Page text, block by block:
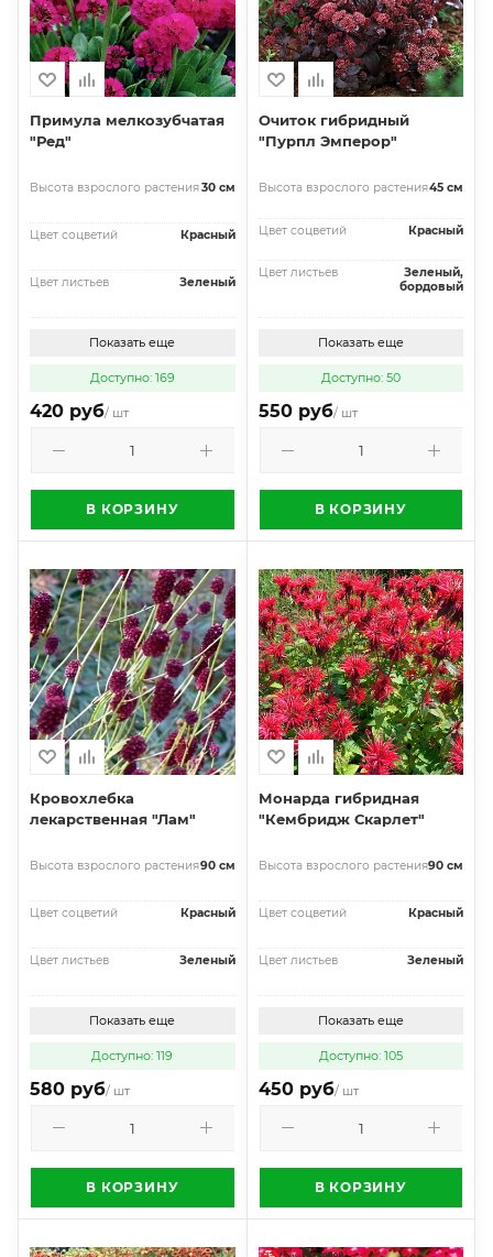
Примула мелкозубчатая
"Ред"
Высота взрослого растения30 см
Цвет соцветий Красный
Цвет листьев Зеленый
Показать еще
Доступно: 169
420 руб/ шт
В КОРЗИНУ
Очиток гибридный
"Пурпл Эмперор"
Высота взрослого растения45 см
Цвет соцветий Красный
Цвет листьев
Зеленый,
бордовый
Показать еще
Доступно: 50
550 руб/ шт
В КОРЗИНУ
Кровохлебка
лекарственная "Лам"
Высота взрослого растения90 см
Цвет соцветий Красный
Цвет листьев Зеленый
Показать еще
Доступно: 119
580 руб/ шт
В КОРЗИНУ
Монарда гибридная
"Кембридж Скарлет"
Высота взрослого растения90 см
Цвет соцветий Красный
Цвет листьев Зеленый
Показать еще
Доступно: 105
450 руб/ шт
В КОРЗИНУ